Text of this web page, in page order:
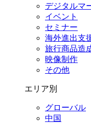
デジタルマ
イベント
セミナー
海外進出支
旅行商品造
映像制作
その他
エリア別
グローバル
中国